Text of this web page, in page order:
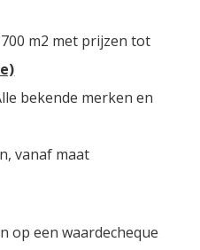
m2 met prijzen tot
bekende merken en
vanaf maat
op een waardecheque